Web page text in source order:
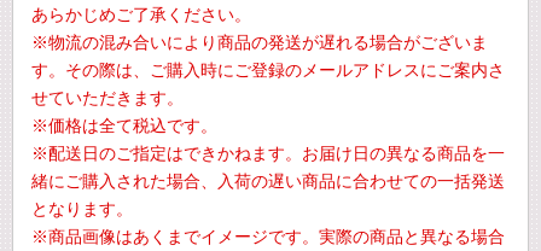
あらかじめご了承ください。
※物流の混み合いにより商品の発送が遅れる場合がございま
す。その際は、ご購入時にご登録のメールアドレスにご案内さ
せていただきます。
※価格は全て税込です。
※配送日のご指定はできかねます。お届け日の異なる商品を一
緒にご購入された場合、入荷の遅い商品に合わせての一括発送
となります。
※商品画像はあくまでイメージです。実際の商品と異なる場合